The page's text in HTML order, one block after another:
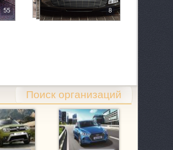
55 8
Поиск организаций